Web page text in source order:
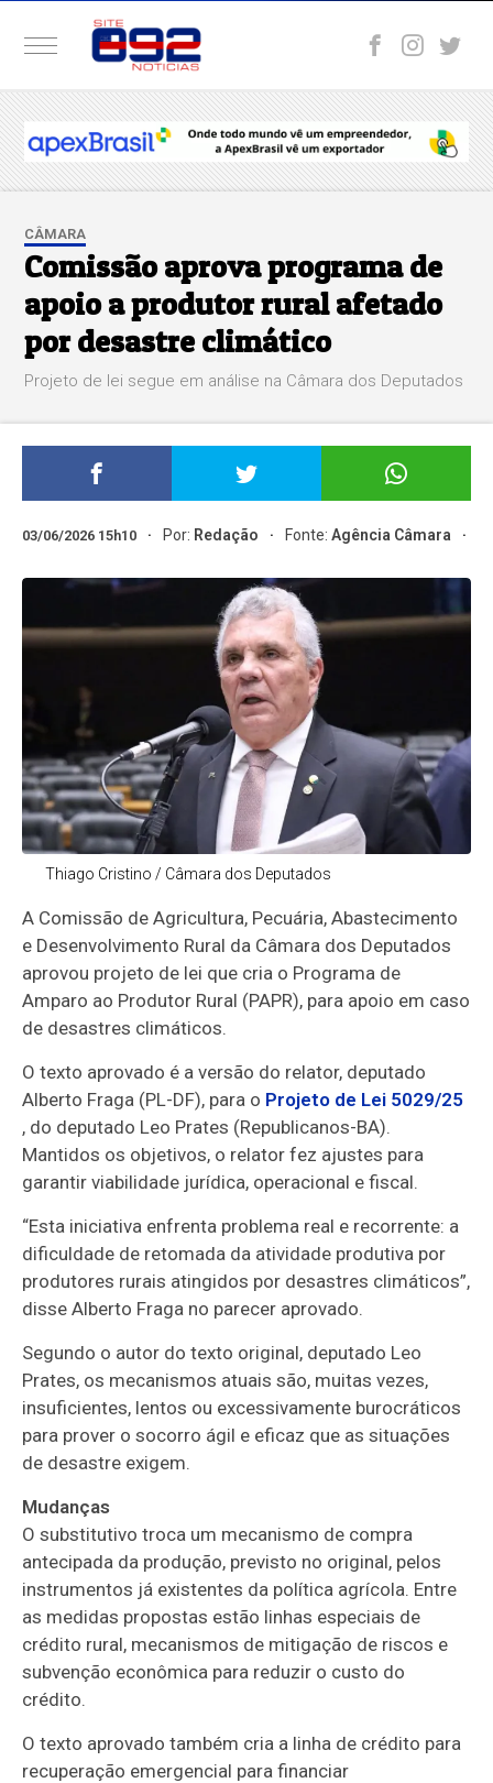
CÂMARA
Comissão aprova programa de
apoio a produtor rural afetado
por desastre climático
Projeto de lei segue em análise na Câmara dos Deputados
03/06/2026 15h10 Por: Redação Fonte:Agência Câmara
Thiago Cristino / Câmara dos Deputados
A Comissão de Agricultura, Pecuária, Abastecimento
e Desenvolvimento Rural da Câmara dos Deputados
aprovou projeto de lei que cria o Programa de
Amparo ao Produtor Rural (PAPR), para apoio em caso
de desastres climáticos.
O texto aprovado é a versão do relator, deputado
Alberto Fraga (PL-DF), para o Projeto de Lei 5029/25
, do deputado Leo Prates (Republicanos-BA).
Mantidos os objetivos, o relator fez ajustes para
garantir viabilidade jurídica, operacional e fiscal.
“Esta iniciativa enfrenta problema real e recorrente: a
dificuldade de retomada da atividade produtiva por
produtores rurais atingidos por desastres climáticos”,
disse Alberto Fraga no parecer aprovado.
Segundo o autor do texto original, deputado Leo
Prates, os mecanismos atuais são, muitas vezes,
insuficientes, lentos ou excessivamente burocráticos
para prover o socorro ágil e eficaz que as situações
de desastre exigem.
Mudanças
Osubstitutivo troca um mecanismo de compra
antecipada da produção, previsto no original, pelos
instrumentos já existentes da política agrícola. Entre
as medidas propostas estão linhas especiais de
crédito rural, mecanismos de mitigação de riscos e
subvenção econômica para reduzir o custo do
crédito.
O texto aprovado também cria a linha de crédito para
recuperação emergencial para financiar